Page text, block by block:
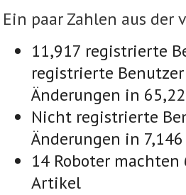
Ein paar Zahlen aus der
11,917 registrierte
registrierte
Änderungen in
Nicht registrierte
Änderungen in
14 Roboter
Artikel